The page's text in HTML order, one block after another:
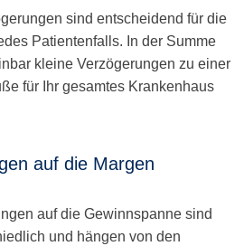
and
swipe
gestures.
sind entscheidend für die
Patientenfalls. In der Summe
kleine Verzögerungen zu einer
für Ihr gesamtes Krankenhaus
auf die Margen
auf die Gewinnspanne sind
und hängen von den